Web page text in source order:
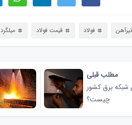
تیرآهن فولاد قیمت فولاد میلگرد
مطلب قبلی
شبکه برق کشور
چیست؟